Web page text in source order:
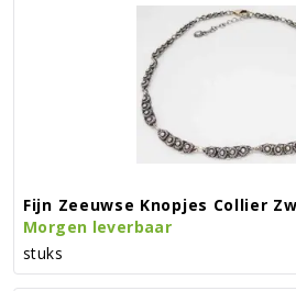
Fijn Zeeuwse Knopjes Collier
Morgen leverbaar
stuks